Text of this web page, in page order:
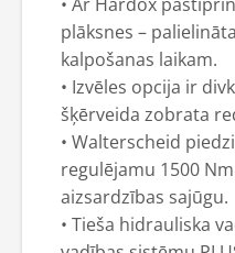
plāksnes –
kalpošanas laikam.
• Izvēles opcija ir
šķērveida zobrata
• Walterscheid
regulējamu 1500
aizsardzības sajūgu.
• Tieša hidrauliska